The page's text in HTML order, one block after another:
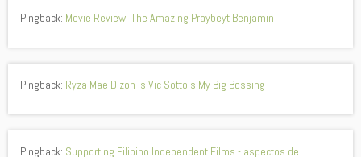
Pingback: Movie Review: The Amazing Praybeyt Benjamin
Pingback: Ryza Mae Dizon is Vic Sotto's My Big Bossing
Pingback: Supporting Filipino Independent Films - aspectos de